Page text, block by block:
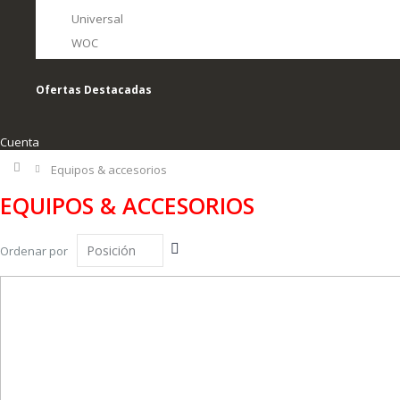
Universal
WOC
Ofertas Destacadas
Cuenta
Inicio
Equipos & accesorios
EQUIPOS & ACCESORIOS
Ordenar por
Descendente